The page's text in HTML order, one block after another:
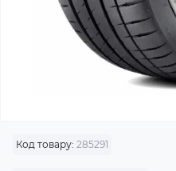
Код товару: 285291